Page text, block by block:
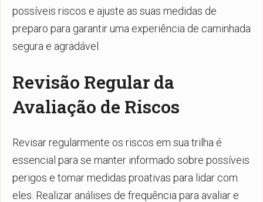
possíveis riscos e ajuste as suas medidas de
preparo para garantir uma experiência de caminhada
segura e agradável.
Revisão Regular da
Avaliação de Riscos
Revisar regularmente os riscos em sua trilha é
essencial para se manter informado sobre possíveis
perigos e tomar medidas proativas para lidar com
eles. Realizar análises de frequência para avaliar e